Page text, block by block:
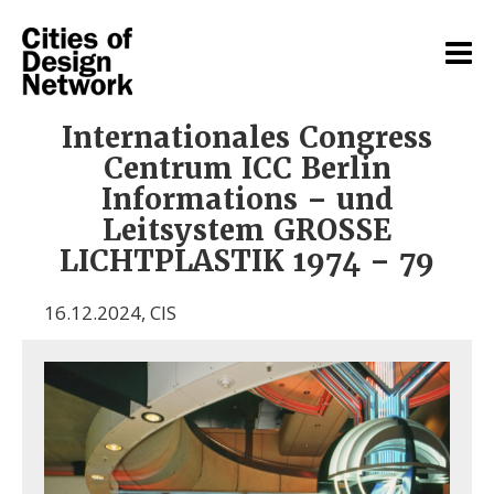
Internationales Congress
Centrum ICC Berlin
Informations – und
Leitsystem GROSSE
LICHTPLASTIK 1974 – 79
16.12.2024, CIS